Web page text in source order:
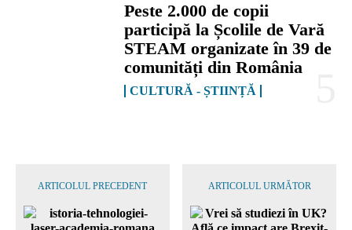
Peste 2.000 de copii
participă la Școlile de Vară
STEAM organizate în 39 de
comunități din România
CULTURĂ - ȘTIINȚĂ
ARTICOLUL PRECEDENT ARTICOLUL URMĂTOR